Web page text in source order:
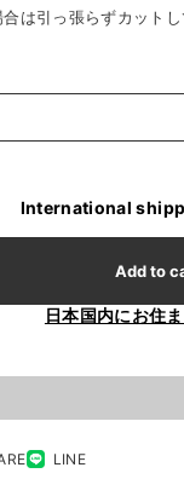
は引っ張らずカットし
International
Add to
日本国内にお住
LINE